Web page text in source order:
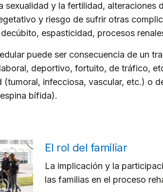
sexualidad y la fertilidad, alteraciones
y riesgo de sufrir otras
espasticidad, procesos
puede ser consecuencia de un
deportivo, fortuito, de tráfico,
(tumoral, infecciosa, vascular, etc.) o
bífida).
El rol del familiar
La implicación y la
las familias en el proceso